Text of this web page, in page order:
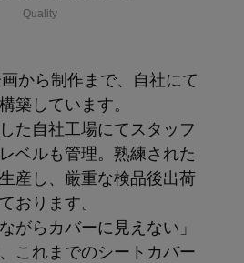
Quality
から制作まで、自社にて
築しています。
た自社工場にてスタッフ
ベルも管理。熟練された
産し、厳重な検品後出荷
おります。
がらカバーに見えない」
これまでのシートカバー